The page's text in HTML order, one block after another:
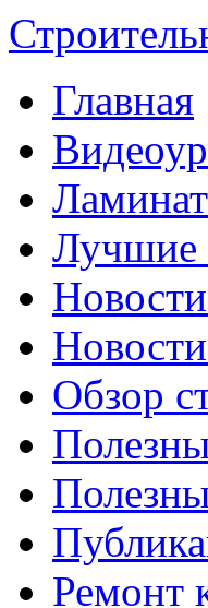
Главная
Ламинат
Лучшие
Обзор
Ремонт